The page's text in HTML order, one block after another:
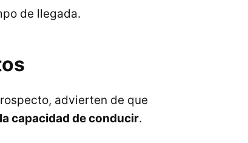
de llegada.
advierten de que
capacidad de conducir.